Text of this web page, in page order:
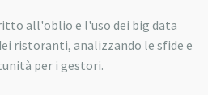
all'oblio e l'uso dei big data
ristoranti, analizzando le sfide e
per i gestori.